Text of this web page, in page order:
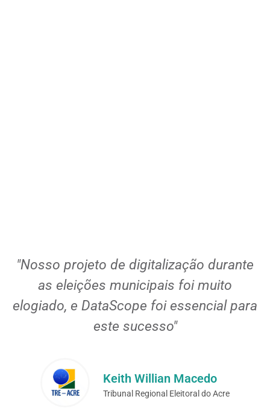
"Nosso projeto de digitalização durante
as eleições municipais foi muito
elogiado, e DataScope foi essencial para
este sucesso"
Keith Willian Macedo
Tribunal Regional Eleitoral do Acre